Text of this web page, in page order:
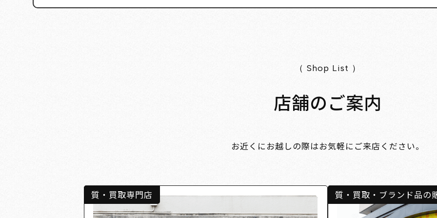
（ Shop List ）
店舗のご案内
お近くにお越しの際はお気軽にご来店ください。
質・買取専門店 質・買取・ブランド品の